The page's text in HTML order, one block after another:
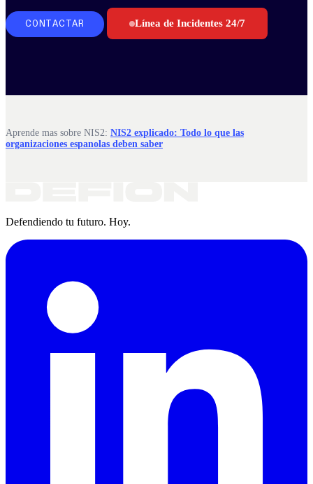
CONTACTAR Línea de Incidentes 24/7
Aprende mas sobre NIS2: NIS2 explicado: Todo lo que las
organizaciones espanolas deben saber
Defendiendo tu futuro. Hoy.